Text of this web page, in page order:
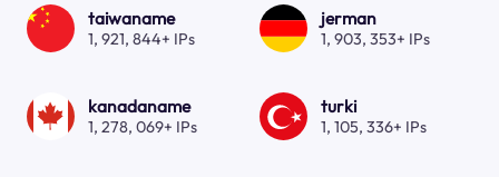
taiwaname
1, 921, 844+ IPs
jerman
1, 903, 353+ IPs
kanadaname
1, 278, 069+ IPs
turki
1, 105, 336+ IPs